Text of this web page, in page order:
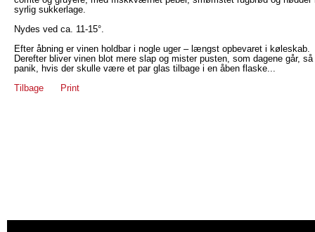
syrlig sukkerlage.
Nydes ved ca. 11-15°.
Efter åbning er vinen holdbar i nogle uger – længst opbevaret i køleskab.
Derefter bliver vinen blot mere slap og mister pusten, som dagene går, så
panik, hvis der skulle være et par glas tilbage i en åben flaske...
Tilbage
Print